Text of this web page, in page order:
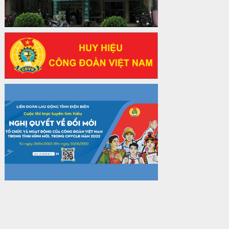
về sắp xếp tổ chức bộ máy của hệ
thống chính trị tinh gọn, hoạt động hiệu
lực, hiệu quả
Thời gian đăng: 25/12/2024
lượt xem: 1226 | lượt tải:339
37/HD-TLĐ
Hướng dẫn Công đoàn với việc tổ chức
và hoạt động của Ban Thanh tra Nhân
Thời gian đăng: 27/12/2024
lượt xem: 4953 | lượt tải:1355
35/HD-TLĐ
Hướng dẫn thực hiện một số nội dung
chi liên quan đến công tác kiểm tra,
giám sát tại Công đoàn cơ sở
Thời gian đăng: 27/12/2024